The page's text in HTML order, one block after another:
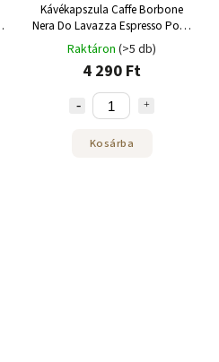
Kávékapszula Caffe Borbone
Nera Do Lavazza Espresso Point
50 db
Raktáron (>5 db)
4 290 Ft
Kosárba